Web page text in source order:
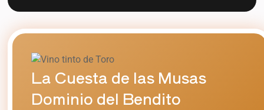
La Cuesta de las Musas
Dominio del Bendito